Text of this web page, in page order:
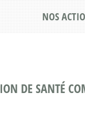
DE SANTÉ
NOS